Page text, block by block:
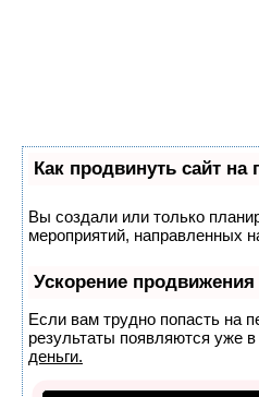
Как продвинуть сайт на
Вы создали или только
мероприятий, направленных
Ускорение продвижения
Если вам трудно попасть на
результаты появляются уже
деньги.